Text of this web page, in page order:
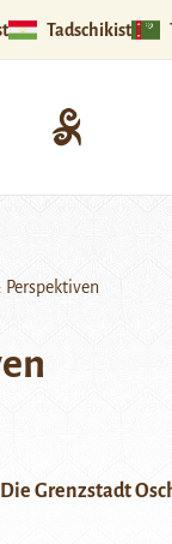
Tadschikistan
Perspektiven
Die Grenzstadt